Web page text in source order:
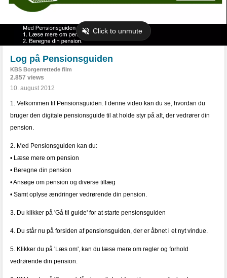
Log på Pensionsguiden
KBS Borgerrettede film
2.857 views
10. august 2012
1. Velkommen til Pensionsguiden. I denne video kan du se, hvordan du
bruger den digitale pensionsguide til at holde styr på alt, der vedrører din
pension.
2. Med Pensionsguiden kan du:
• Læse mere om pension
• Beregne din pension
• Ansøge om pension og diverse tillæg
• Samt oplyse ændringer vedrørende din pension.
3. Du klikker på 'Gå til guide' for at starte pensionsguiden
4. Du står nu på forsiden af pensionsguiden, der er åbnet i et nyt vindue.
5. Klikker du på 'Læs om', kan du læse mere om regler og forhold
vedrørende din pension.